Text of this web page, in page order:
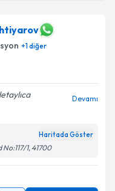
+1diğer
Devamı
Haritada Göster
1, 41700